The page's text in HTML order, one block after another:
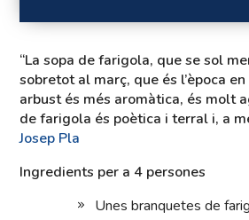
“La sopa de farigola, que se sol
sobretot al març, que és l’època
arbust és més aromàtica, és molt
de farigola és poètica i terral i, a
Josep Pla
Ingredients per a 4 persones
Unes branquetes de